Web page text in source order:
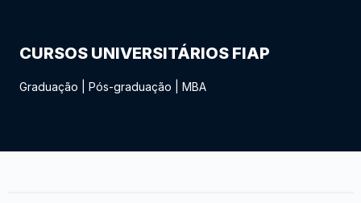
CURSOS UNIVERSITÁRIOS FIAP
Graduação Pós-graduação MBA